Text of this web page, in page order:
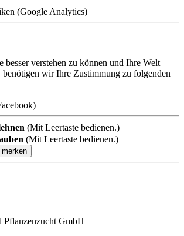
(Google Analytics)
besser verstehen zu können und Ihre Welt
benötigen wir Ihre Zustimmung zu folgenden
(Mit Leertaste bedienen.)
(Mit Leertaste bedienen.)
Pflanzen­zucht GmbH